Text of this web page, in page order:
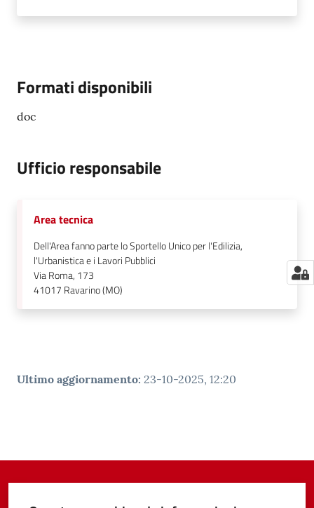
Formati disponibili
doc
Ufficio responsabile
Area tecnica
Dell'Area fanno parte lo Sportello Unico per l'Edilizia,
l'Urbanistica e i Lavori Pubblici
Via Roma, 173
41017 Ravarino (MO)
Ultimo aggiornamento: 23-10-2025, 12:20